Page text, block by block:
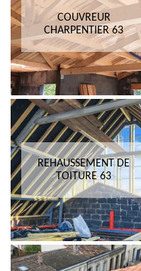
COUVREUR
CHARPENTIER 63
REHAUSSEMENT DE
TOITURE 63